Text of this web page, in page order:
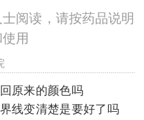
阅读，请按药品说明
用
原来的颜色吗
线变清楚是要好了吗